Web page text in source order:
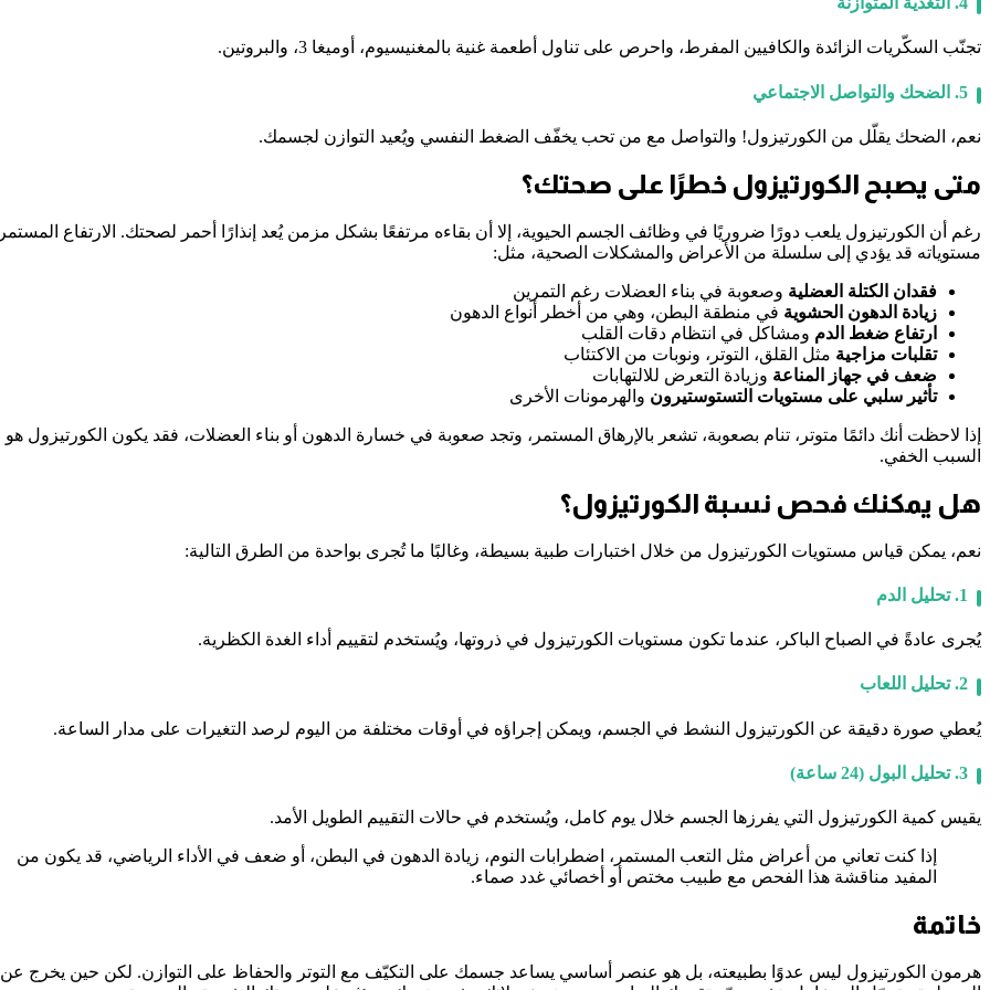
تجنّب السكّريات الزائدة والكافيين المفرط، واحرص على تناول أطعمة غنية بالمغنيسيوم، أوميغا 3، والبروتين.
5. الضحك والتواصل الاجتماعي
نعم، الضحك يقلّل من الكورتيزول! والتواصل مع من تحب يخفّف الضغط النفسي ويُعيد التوازن لجسمك.
متى يصبح الكورتيزول خطرًا على صحتك؟
رغم أن الكورتيزول يلعب دورًا ضروريًا في وظائف الجسم الحيوية، إلا أن بقاءه مرتفعًا بشكل مزمن يُعد إنذارًا أحمر لصحتك. الارتفاع
مستوياته قد يؤدي إلى سلسلة من الأعراض والمشكلات الصحية، مثل:
فقدان الكتلة العضلية وصعوبة في بناء العضلات رغم التمرين
زيادة الدهون الحشوية في منطقة البطن، وهي من أخطر أنواع الدهون
ارتفاع ضغط الدم ومشاكل في انتظام دقات القلب
تقلبات مزاجية مثل القلق، التوتر، ونوبات من الاكتئاب
ضعف في جهاز المناعة وزيادة التعرض للالتهابات
تأثير سلبي على مستويات التستوستيرون والهرمونات الأخرى
إذا لاحظت أنك دائمًا متوتر، تنام بصعوبة، تشعر بالإرهاق المستمر، وتجد صعوبة في خسارة الدهون أو بناء العضلات، فقد يكون الكورتيزول هو
السبب الخفي.
هل يمكنك فحص نسبة الكورتيزول؟
نعم، يمكن قياس مستويات الكورتيزول من خلال اختبارات طبية بسيطة، وغالبًا ما تُجرى بواحدة من الطرق التالية:
1. تحليل الدم
يُجرى عادةً في الصباح الباكر، عندما تكون مستويات الكورتيزول في ذروتها، ويُستخدم لتقييم أداء الغدة الكظرية.
2. تحليل اللعاب
يُعطي صورة دقيقة عن الكورتيزول النشط في الجسم، ويمكن إجراؤه في أوقات مختلفة من اليوم لرصد التغيرات على مدار الساعة.
3. تحليل البول (24 ساعة)
يقيس كمية الكورتيزول التي يفرزها الجسم خلال يوم كامل، ويُستخدم في حالات التقييم الطويل الأمد.
إذا كنت تعاني من أعراض مثل التعب المستمر، اضطرابات النوم، زيادة الدهون في البطن، أو ضعف في الأداء الرياضي، قد يكون من
المفيد مناقشة هذا الفحص مع طبيب مختص أو أخصائي غدد صماء.
خاتمة
هرمون الكورتيزول ليس عدوًا بطبيعته، بل هو عنصر أساسي يساعد جسمك على التكيّف مع التوتر والحفاظ على التوازن. لكن حين يخرج عن